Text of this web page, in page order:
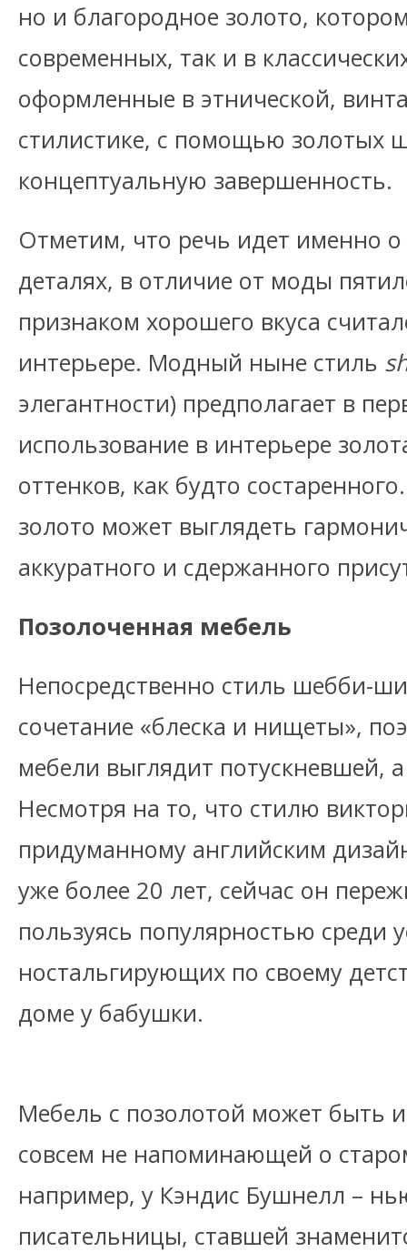
но и благородное золото,
современных, так и в
оформленные в этнической,
стилистике, с помощью золотых
концептуальную завершенность.
Отметим, что речь идет именно
деталях, в отличие от моды
признаком хорошего вкуса
интерьере. Модный ныне стиль
элегантности) предполагает в
использование в интерьере
оттенков, как будто
золото может выглядеть
аккуратного и сдержанного
Позолоченная мебель
Непосредственно стиль шебби-
сочетание «блеска и нищеты»,
мебели выглядит потускневшей,
Несмотря на то, что стилю
придуманному английским
уже более 20 лет, сейчас он
пользуясь популярностью среди
ностальгирующих по своему
доме у бабушки.
Мебель с позолотой может быть
совсем не напоминающей о
например, у Кэндис Бушнелл –
писательницы, ставшей